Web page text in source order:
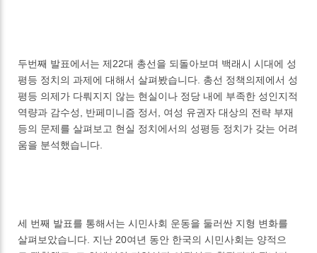
두번째 발표에서는 제22대 총선을 되돌아보며 백래시 시대에 성
평등 정치의 과제에 대해서 살펴봤습니다. 총선 정책의제에서 성
평등 의제가 다뤄지지 않는 현실이나 정당 내에 부족한 성인지적
역량과 감수성, 반페미니즘 정서, 여성 유권자 대상의 전략 부재
등의 문제를 살펴보고 현실 정치에서의 성평등 정치가 갖는 어려
움을 분석했습니다.
세 번째 발표를 통해서는 시민사회 운동을 둘러싼 지형 변화를
살펴보았습니다. 지난 20여년 동안 한국의 시민사회는 양적으